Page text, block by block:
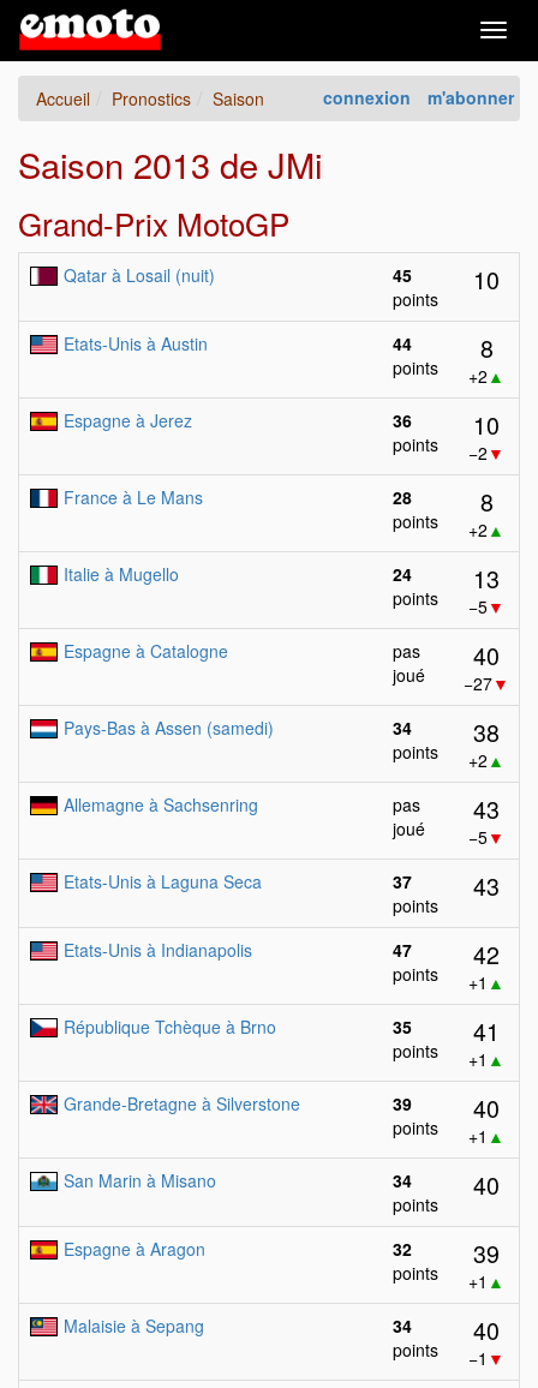
connexion m'abonner
Accueil Pronostics Saison
Saison 2013 de JMi
Grand-Prix MotoGP
Qatar à Losail (nuit)
45
points
10
Etats-Unis à Austin
44
points
8
+2 ▲
Espagne à Jerez
36
points
10
−2 ▼
France à Le Mans
28
points
8
+2 ▲
Italie à Mugello
24
points
13
−5▼
Espagne à Catalogne
pas
joué
40
−27▼
Pays-Bas à Assen (samedi)
34
points
38
+2 ▲
Allemagne à Sachsenring
pas
joué
43
−5▼
Etats-Unis à Laguna Seca
37
points
43
Etats-Unis à Indianapolis
47
points
42
+1 ▲
République Tchèque à Brno
35
points
41
+1 ▲
Grande-Bretagne à Silverstone
39
points
40
+1 ▲
San Marin à Misano
34
points
40
Espagne à Aragon
32
points
39
+1 ▲
Malaisie à Sepang
34
points
40
−1 ▼